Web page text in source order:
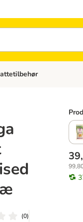
kategori menu: Kattefoder
(0)